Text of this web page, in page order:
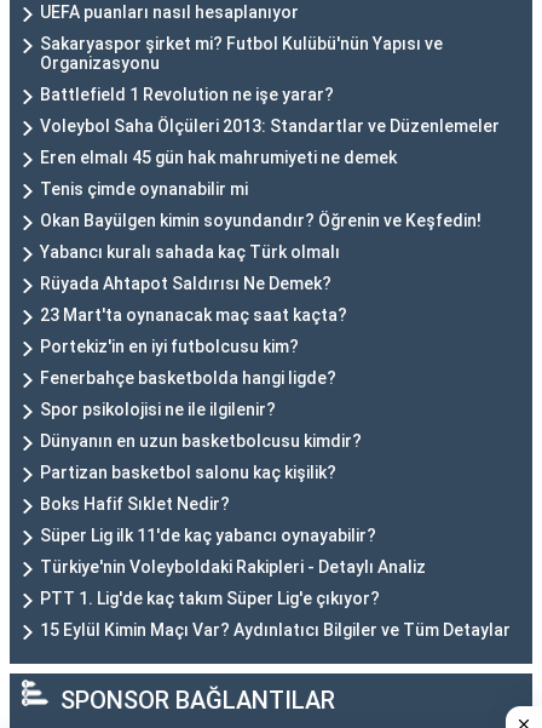
UEFA puanları nasıl hesaplanıyor
Sakaryaspor şirket mi? Futbol Kulübü'nün Yapısı ve
Organizasyonu
Battlefield 1 Revolution ne işe yarar?
Voleybol Saha Ölçüleri 2013: Standartlar ve Düzenlemeler
Eren elmalı 45 gün hak mahrumiyeti ne demek
Tenis çimde oynanabilir mi
Okan Bayülgen kimin soyundandır? Öğrenin ve Keşfedin!
Yabancı kuralı sahada kaç Türk olmalı
Rüyada Ahtapot Saldırısı Ne Demek?
23 Mart'ta oynanacak maç saat kaçta?
Portekiz'in en iyi futbolcusu kim?
Fenerbahçe basketbolda hangi ligde?
Spor psikolojisi ne ile ilgilenir?
Dünyanın en uzun basketbolcusu kimdir?
Partizan basketbol salonu kaç kişilik?
Boks Hafif Sıklet Nedir?
Süper Lig ilk 11'de kaç yabancı oynayabilir?
Türkiye'nin Voleyboldaki Rakipleri - Detaylı Analiz
PTT 1. Lig'de kaç takım Süper Lig'e çıkıyor?
15 Eylül Kimin Maçı Var? Aydınlatıcı Bilgiler ve Tüm Detaylar
SPONSOR BAĞLANTILAR